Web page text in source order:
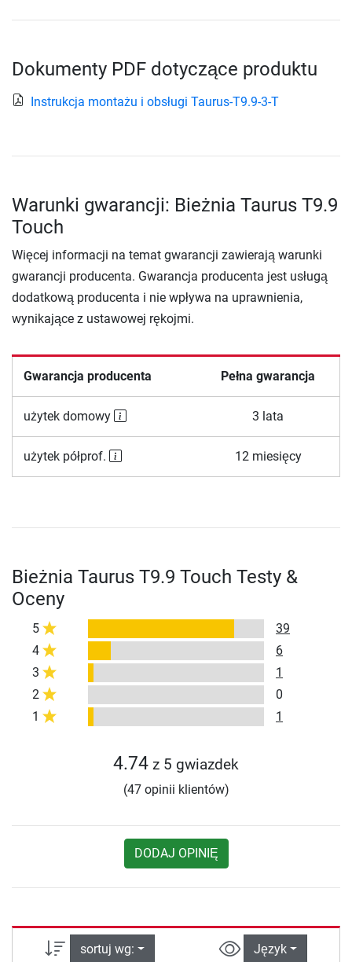
Dokumenty PDF dotyczące produktu
Instrukcja montażu i obsługi Taurus-T9.9-3-T
Warunki gwarancji: Bieżnia Taurus T9.9
Touch
Więcej informacji na temat gwarancji zawierają warunki
gwarancji producenta. Gwarancja producenta jest usługą
dodatkową producenta i nie wpływa na uprawnienia,
wynikające z ustawowej rękojmi.
Gwarancja producenta Pełna gwarancja
użytek domowy 3 lata
użytek półprof. 12 miesięcy
Bieżnia Taurus T9.9 Touch Testy &
Oceny
5
39
4
6
3
1
2
0
1
1
4.74 z 5 gwiazdek
(47 opinii klientów)
DODAJ OPINIĘ
sortuj wg: Język